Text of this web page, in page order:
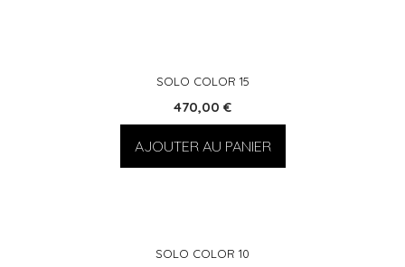
SOLO COLOR 15
470,00 €
AJOUTER AU PANIER
SOLO COLOR 10